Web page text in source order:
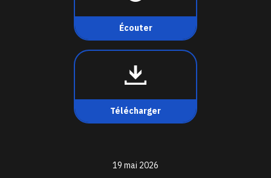
Écouter
Télécharger
19 mai 2026